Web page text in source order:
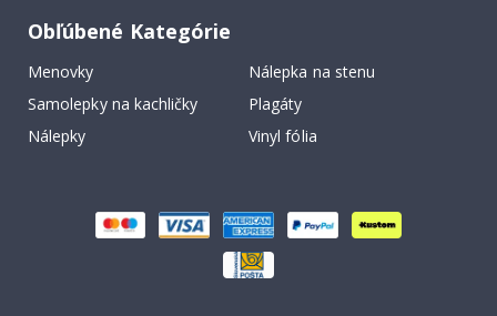
Obľúbené Kategórie
Menovky
Nálepka na stenu
Samolepky na kachličky
Plagáty
Nálepky
Vinyl fólia